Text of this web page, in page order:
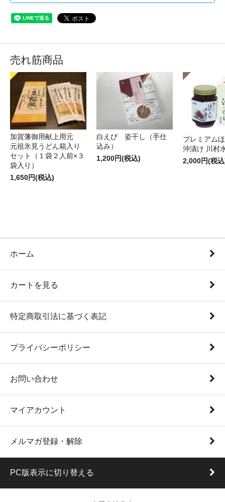
売れ筋商品
加賀藩御用献上用元
元祖氷見うどん箱入り
セット（１袋２人前×３
袋入り）
1,650円(税込)
白えび 姿干し（手仕
込み）
1,200円(税込)
プレミアム
沖漬け 川村
2,000円(税
ホーム
カートを見る
特定商取引法に基づく表記
プライバシーポリシー
お問い合わせ
マイアカウント
メルマガ登録・解除
PC版表示に切り替える